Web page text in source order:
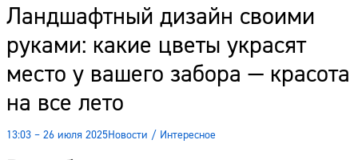
Ландшафтный дизайн своими
руками: какие цветы украсят
место у вашего забора — красота
на все лето
13:03 – 26 июля 2025Новости / Интересное
Новости
Наши гости
Фоторепортажи
Погода